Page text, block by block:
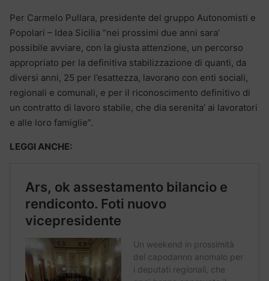
Per Carmelo Pullara, presidente del gruppo Autonomisti e
Popolari – Idea Sicilia “nei prossimi due anni sara’
possibile avviare, con la giusta attenzione, un percorso
appropriato per la definitiva stabilizzazione di quanti, da
diversi anni, 25 per l’esattezza, lavorano con enti sociali,
regionali e comunali, e per il riconoscimento definitivo di
un contratto di lavoro stabile, che dia serenita’ ai lavoratori
e alle loro famiglie”.
LEGGI ANCHE: